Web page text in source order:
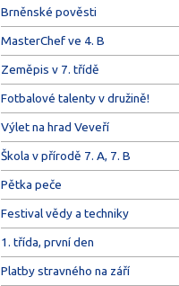
Brněnské pověsti
MasterChef ve 4. B
Zeměpis v 7. třídě
Fotbalové talenty v družině!
Výlet na hrad Veveří
Škola v přírodě 7. A, 7. B
Pětka peče
Festival vědy a techniky
1. třída, první den
Platby stravného na září